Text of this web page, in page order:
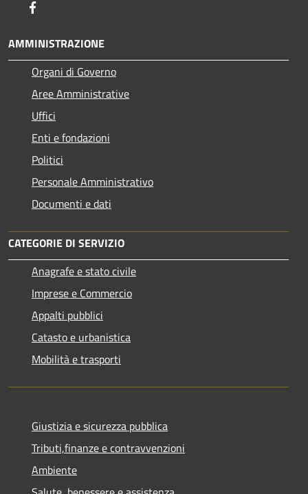
AMMINISTRAZIONE
Organi di Governo
Aree Amministrative
Uffici
Enti e fondazioni
Politici
Personale Amministrativo
Documenti e dati
CATEGORIE DI SERVIZIO
Anagrafe e stato civile
Imprese e Commercio
Appalti pubblici
Catasto e urbanistica
Mobilità e trasporti
Giustizia e sicurezza pubblica
Tributi,finanze e contravvenzioni
Ambiente